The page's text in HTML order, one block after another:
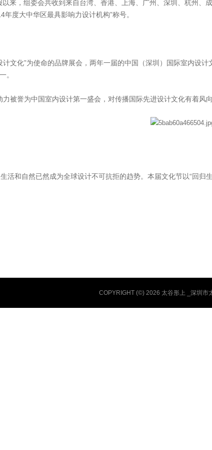
来，组委会共收到来自台湾、香港、上海、广州、深圳、杭州、
度大中华区最具影响力设计机构”称号。
文化”为使命的品牌展会，两年一届的中国（深圳）国际室内设
。
被誉为中国室内设计第一盛会，对传播国际先进设计文化有着风向
和自然已然成为全球设计不可抗拒的趋势。本届文化节以“回归
COPYRIGHT (©) 2026 太谷形上 _深圳市